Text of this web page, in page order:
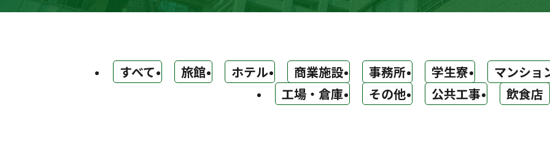
すべて 旅館 ホテル 商業施設 事務所 学生寮 マンショ
工場・倉庫
その他 公共工事 飲食店